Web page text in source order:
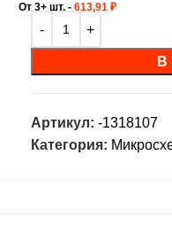
От 3+ шт. - 613,91 ₽
В
Артикул: -1318107
Категория: